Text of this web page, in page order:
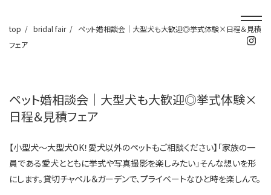
top bridal fair
ペット婚相談会│大型犬も大歓迎◎挙式体験×日程＆見積
フェア
ペット婚相談会│大型犬も大歓迎◎挙式体験×
日程＆見積フェア
【小型犬～大型犬OK！愛犬以外のペットもご相談ください】「家族の一
員である愛犬とともに挙式や写真撮影を楽しみたい」そんな想いを形
にします。貸切チャペル＆ガーデンで、プライベートなひと時を楽しんで。